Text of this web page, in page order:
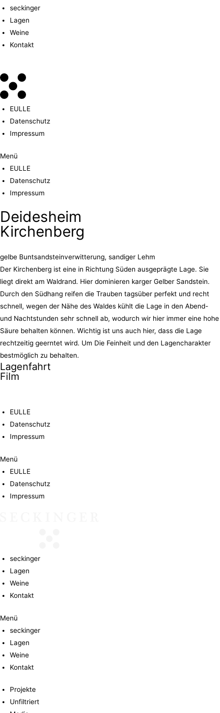
seckinger
Lagen
Weine
Kontakt
EULLE
Datenschutz
Impressum
Menü
EULLE
Datenschutz
Impressum
Deidesheim
Kirchenberg
gelbe Buntsandsteinverwitterung, sandiger Lehm
Der Kirchenberg ist eine in Richtung Süden ausgeprägte Lage. Sie
liegt direkt am Waldrand. Hier dominieren karger Gelber Sandstein.
Durch den Südhang reifen die Trauben tagsüber perfekt und recht
schnell, wegen der Nähe des Waldes kühlt die Lage in den Abend-
und Nachtstunden sehr schnell ab, wodurch wir hier immer eine hohe
Säure behalten können. Wichtig ist uns auch hier, dass die Lage
rechtzeitig geerntet wird. Um Die Feinheit und den Lagencharakter
bestmöglich zu behalten.
Lagenfahrt
Film
EULLE
Datenschutz
Impressum
Menü
EULLE
Datenschutz
Impressum
seckinger
Lagen
Weine
Kontakt
Menü
seckinger
Lagen
Weine
Kontakt
Projekte
Unfiltriert